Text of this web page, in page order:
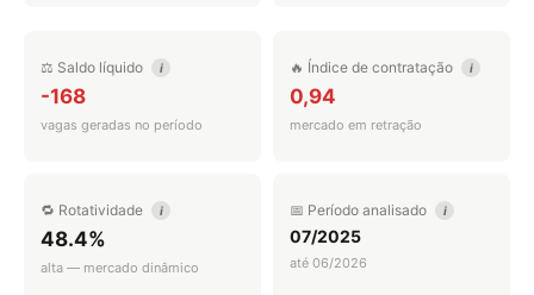
⚖️ Saldo líquido i
-168
vagas geradas no período
🔥 Índice de contratação i
0,94
mercado em retração
🔁 Rotatividade i
48.4%
alta — mercado dinâmico
📅 Período analisado i
07/2025
até 06/2026